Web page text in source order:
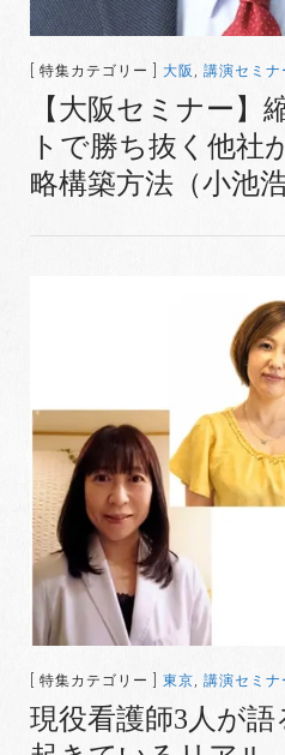
[ 特集カテゴリー ] 大阪 , 講演セミナ
【大阪セミナー】
トで勝ち抜く他社
略構築方法（小池
[ 特集カテゴリー ] 東京, 講演セミナ
現役看護師3人が